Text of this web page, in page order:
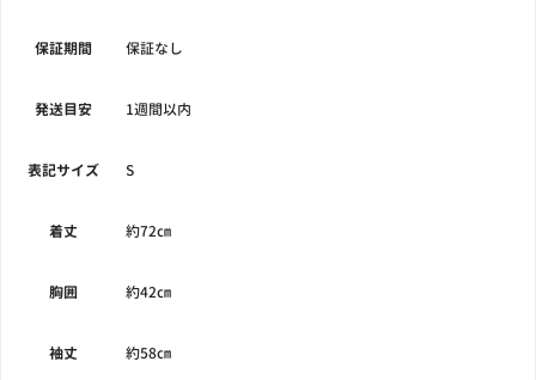
保証期間 保証なし
発送目安 1週間以内
表記サイズ S
着丈 約72㎝
胸囲 約42㎝
袖丈 約58㎝